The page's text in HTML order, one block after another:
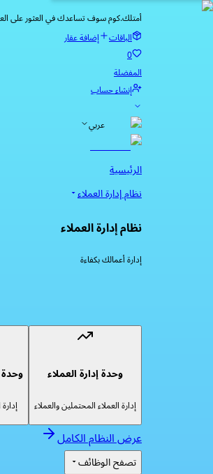
أمتلك.كوم سوف تساعدك في العثور على
الباقات إضافة عقار
0
المفضلة
إنشاء حساب
عربي
الرئيسية
نظام إدارة العملاء
نظام إدارة العملاء
إدارة أعمالك بكفاءة
وحدة إدارة العملاء
إدارة العملاء المحتملين والعملاء
وحدة
عرض النظام الكامل
تصفح الوظائف